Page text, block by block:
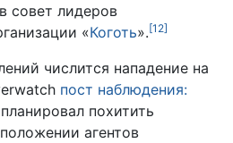
совет лидеров
«Коготь».[12]
числится нападение на
пост наблюдения:
похитить
агентов